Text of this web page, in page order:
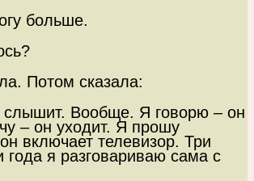
больше.
Потом сказала:
Вообще. Я говорю – он
– он уходит. Я прошу
включает телевизор. Три
года я разговариваю сама с